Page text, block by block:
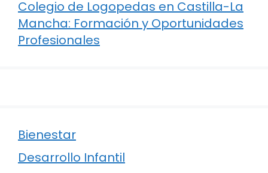
Colegio de Logopedas en Castilla-La
Mancha: Formación y Oportunidades
Profesionales
Bienestar
Desarrollo Infantil